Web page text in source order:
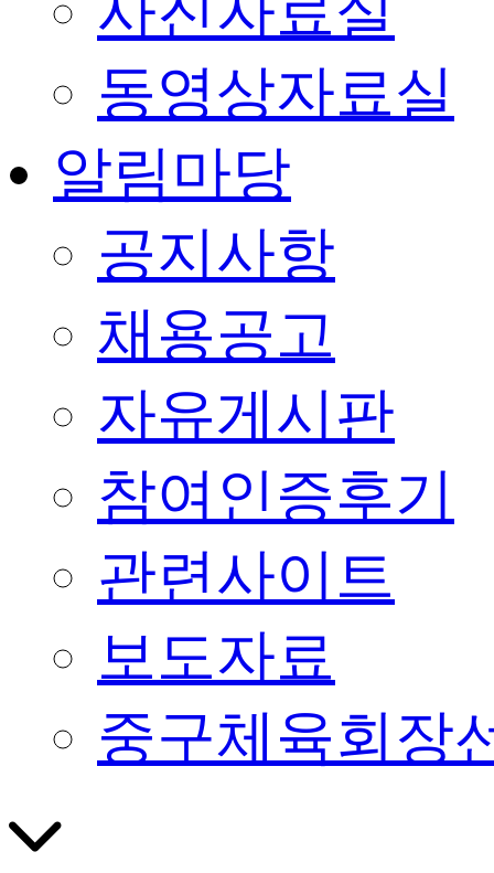
동영상자료실
알림마당
공지사항
채용공고
자유게시판
참여인증후기
관련사이트
보도자료
중구체육회장